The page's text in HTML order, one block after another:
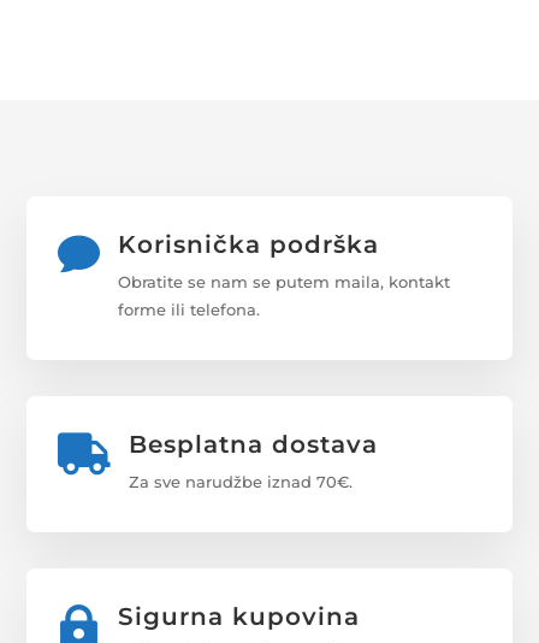
 Korisnička podrška
Obratite se nam se putem maila, kontakt
forme ili telefona.
 Besplatna dostava
Za sve narudžbe iznad 70€.
 Sigurna kupovina